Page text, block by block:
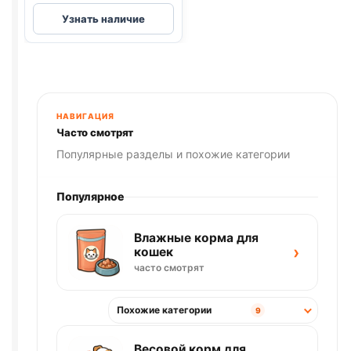
Darling
(ГОВЯДИНА)
75г
Узнать наличие
НАВИГАЦИЯ
Часто смотрят
Популярные разделы и похожие категории
Популярное
Влажные корма для
кошек
часто смотрят
›
Похожие категории 9